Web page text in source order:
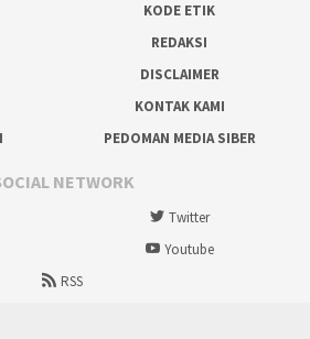
KODE ETIK
REDAKSI
DISCLAIMER
KONTAK KAMI
PEDOMAN MEDIA SIBER
NETWORK
Twitter
Youtube
RSS